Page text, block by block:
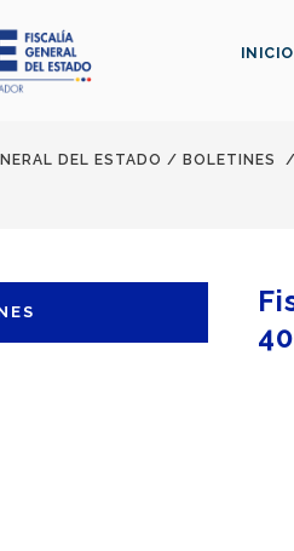
INICIO
DEL ESTADO / BOLETINES